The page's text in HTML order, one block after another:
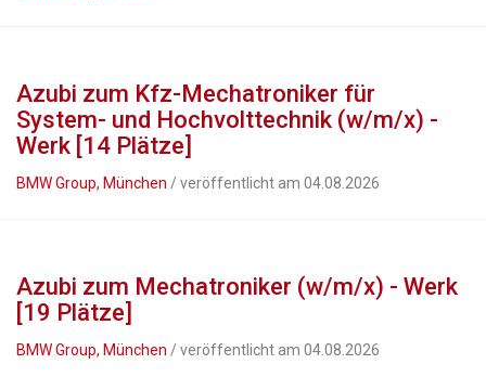
Azubi zum Kfz-Mechatroniker für
System- und Hochvolttechnik (w/m/x) -
Werk [14 Plätze]
BMW Group, München / veröffentlicht am 04.08.2026
Azubi zum Mechatroniker (w/m/x) - Werk
[19 Plätze]
BMW Group, München / veröffentlicht am 04.08.2026